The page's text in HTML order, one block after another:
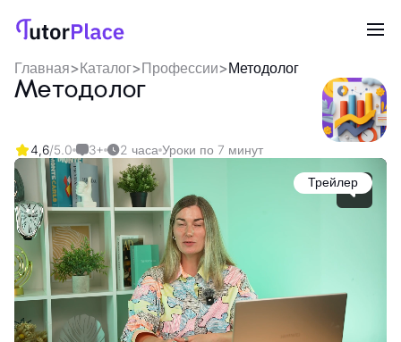
Главная>Каталог>Профессии>Методолог
Методолог
4,6/5.0 3+ 2 часа Уроки по 7 минут
Трейлер